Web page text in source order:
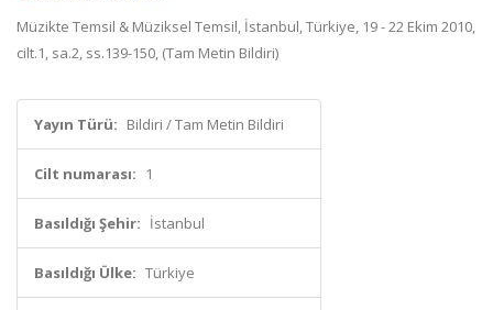
Müzikte Temsil & Müziksel Temsil, İstanbul, Türkiye, 19 - 22 Ekim 2010,
cilt.1, sa.2, ss.139-150, (Tam Metin Bildiri)
Yayın Türü: Bildiri / Tam Metin Bildiri
Cilt numarası: 1
Basıldığı Şehir: İstanbul
Basıldığı Ülke: Türkiye